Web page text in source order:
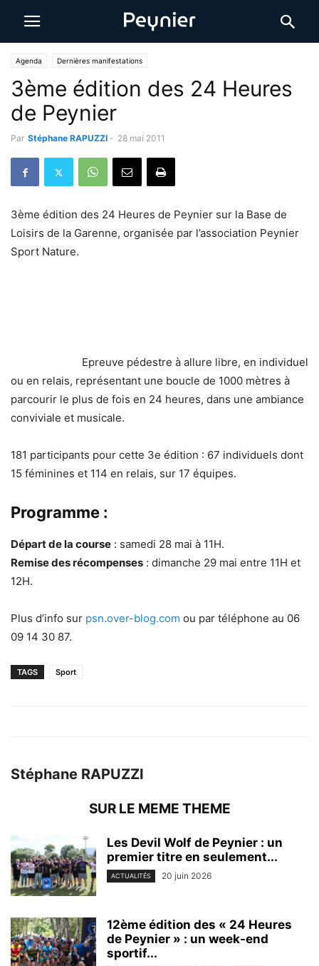
Agenda Dernières manifestations
3ème édition des 24 Heures
de Peynier
Par Stéphane RAPUZZI - 28 mai 2011
3ème édition des 24 Heures de Peynier sur la Base de
Loisirs de la Garenne, organisée par l’association Peynier
Sport Nature.
Epreuve pédestre à allure libre, en individuel
ou en relais, représentant une boucle de 1000 mètres à
parcourir le plus de fois en 24 heures, dans une ambiance
conviviale et musicale.
181 participants pour cette 3e édition : 67 individuels dont
15 féminines et 114 en relais, sur 17 équipes.
Programme :
Départ de la course : samedi 28 mai à 11H.
Remise des récompenses : dimanche 29 mai entre 11H et
12H.
Plus d’info sur psn.over-blog.com ou par téléphone au 06
09 14 30 87.
TAGS Sport
Stéphane RAPUZZI
SUR LE MEME THEME
Les Devil Wolf de Peynier : un
premier titre en seulement...
ACTUALITÉS 20 juin 2026
12ème édition des « 24 Heures
de Peynier » : un week-end
sportif...